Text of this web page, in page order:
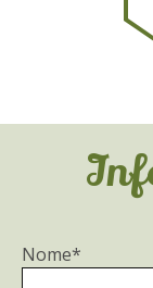
Nome*